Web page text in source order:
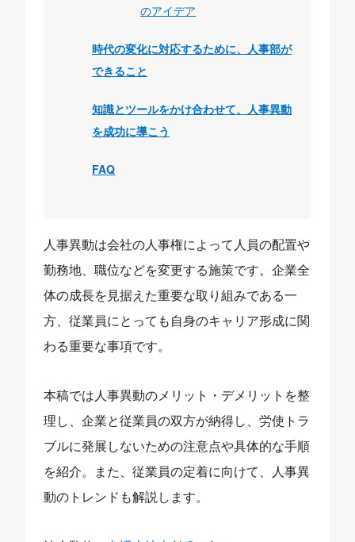
のアイデア
時代の変化に対応するために、人事部が
できること
知識とツールをかけ合わせて、人事異動
を成功に導こう
FAQ
人事異動は会社の人事権によって人員の配置や
勤務地、職位などを変更する施策です。企業全
体の成長を見据えた重要な取り組みである一
方、従業員にとっても自身のキャリア形成に関
わる重要な事項です。
本稿では人事異動のメリット・デメリットを整
理し、企業と従業員の双方が納得し、労使トラ
ブルに発展しないための注意点や具体的な手順
を紹介。また、従業員の定着に向けて、人事異
動のトレンドも解説します。